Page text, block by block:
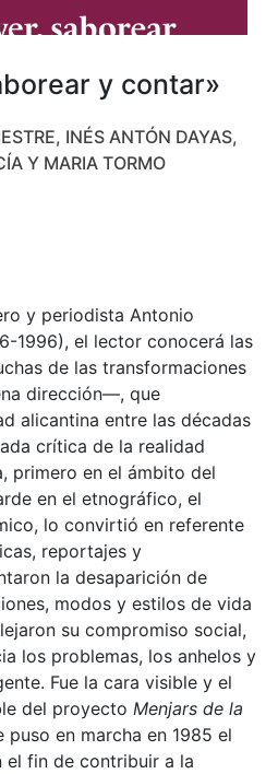
y contar»
INÉS ANTÓN DAYAS,
Y MARIA TORMO
y periodista Antonio
1996), el lector conocerá las
de las transformaciones
dirección—, que
alicantina entre las décadas
crítica de la realidad
primero en el ámbito del
en el etnográfico, el
lo convirtió en referente
reportajes y
la desaparición de
modos y estilos de vida
su compromiso social,
los problemas, los anhelos y
Fue la cara visible y el
del proyecto Menjars de la
puso en marcha en 1985 el
el fin de contribuir a la